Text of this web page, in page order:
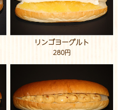
リンゴヨーグルト
280円